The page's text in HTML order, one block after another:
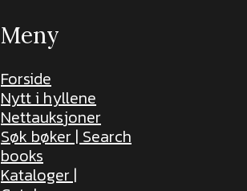
Meny
Forside
Nytt i hyllene
Nettauksjoner
Søk bøker | Search
books
Kataloger |